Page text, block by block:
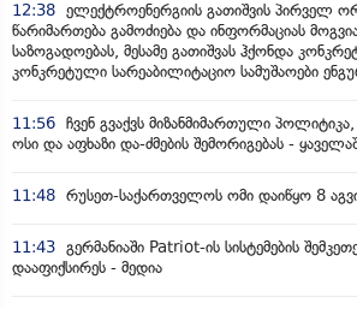
12:38 ელექტროენერგიის გათიშვის პირველ ორ
წარიმართება გამოძიება და ინფორმაციას
საზოგადოებას, მესამე გათიშვას ჰქონდა
კონკრეტული სარეაბილიტაციო სამუშაოები
11:56 ჩვენ გვაქვს მიზანმიმართული
ოსი და აფხაზი და-ძმების შემორიგებას -
11:48 რუსეთ-საქართველოს ომი დაიწყო 8
11:43 გერმანიაში Patriot-ის სისტემების
დააფიქსირეს - მედია